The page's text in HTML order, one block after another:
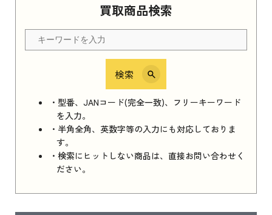
買取商品検索
検索
・型番、JANコード(完全一致)、フリーキーワード
を入力。
・半角全角、英数字等の入力にも対応しておりま
す。
・検索にヒットしない商品は、直接お問い合わせく
ださい。
Apple Watch Series 11 2025 新品買取価格はこ
ちら
iPhone 16e シリーズ 2025
iPhone 16e シリーズ 2025 新品買取価格はこち
ら
iPad 11インチ 2025年春モデル
はこちら